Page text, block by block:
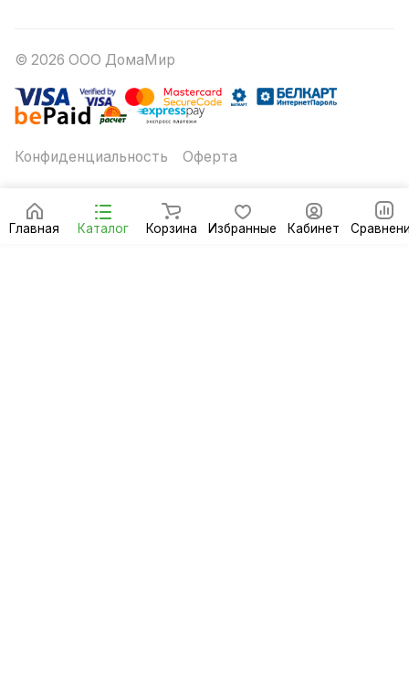
Главная Каталог Корзина Избранные Кабинет
© 2026 ООО ДомаМир
Конфиденциальность Оферта